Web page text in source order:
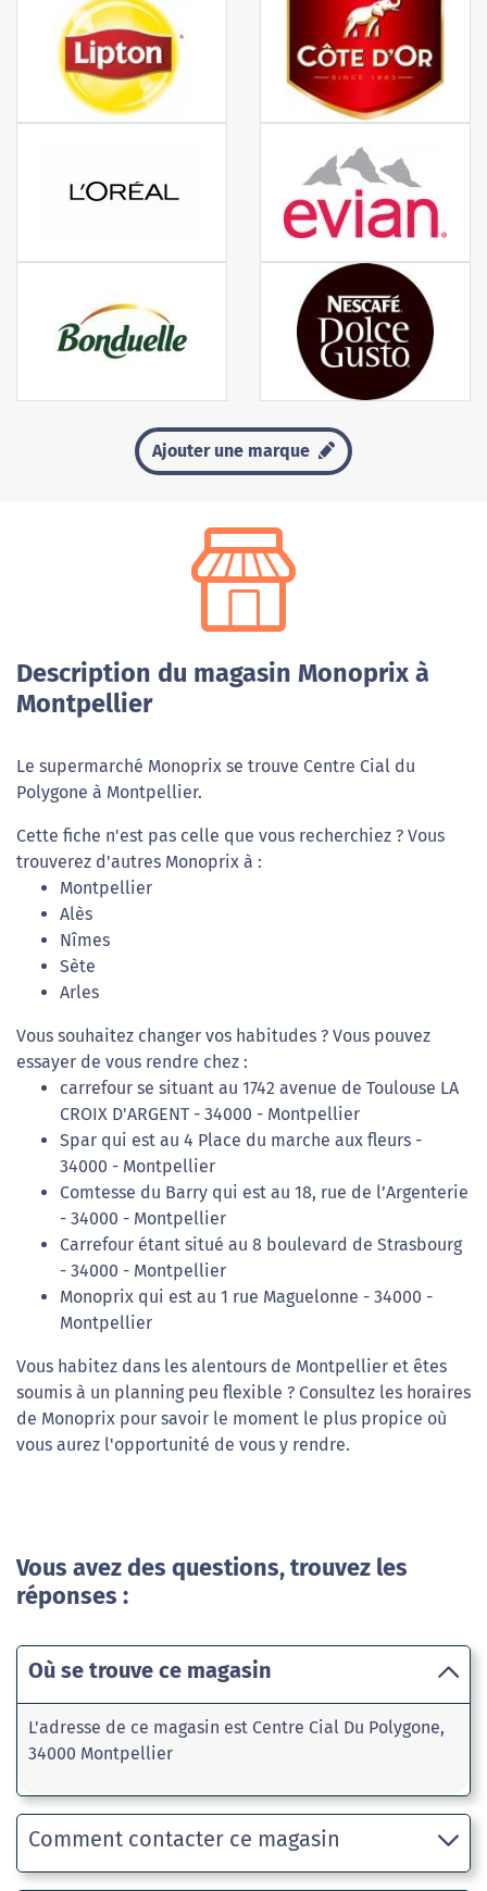
Ajouter une marque
Description du magasin Monoprix à
Montpellier
Le supermarché Monoprix se trouve Centre Cial du
Polygone à Montpellier.
Cette fiche n'est pas celle que vous recherchiez ? Vous
trouverez d'autres Monoprix à :
Montpellier
Alès
Nîmes
Sète
Arles
Vous souhaitez changer vos habitudes ? Vous pouvez
essayer de vous rendre chez :
carrefour se situant au 1742 avenue de Toulouse LA
CROIX D'ARGENT - 34000 - Montpellier
Spar qui est au 4 Place du marche aux fleurs -
34000 - Montpellier
Comtesse du Barry qui est au 18, rue de l’Argenterie
- 34000 - Montpellier
Carrefour étant situé au 8 boulevard de Strasbourg
- 34000 - Montpellier
Monoprix qui est au 1 rue Maguelonne - 34000 -
Montpellier
Vous habitez dans les alentours de Montpellier et êtes
soumis à un planning peu flexible ? Consultez les horaires
de Monoprix pour savoir le moment le plus propice où
vous aurez l'opportunité de vous y rendre.
Vous avez des questions, trouvez les
réponses :
Où se trouve ce magasin
L'adresse de ce magasin est Centre Cial Du Polygone,
34000 Montpellier
Comment contacter ce magasin